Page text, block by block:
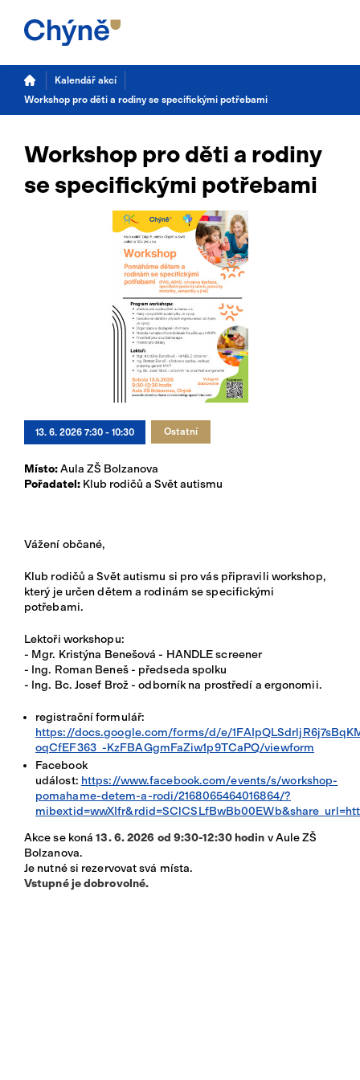
Kalendář akcí
Workshop pro děti a rodiny se specifickými potřebami
Workshop pro děti a rodiny
se specifickými potřebami
13. 6. 2026 7:30 - 10:30 Ostatní
Místo:Aula ZŠ Bolzanova
Pořadatel: Klub rodičů a Svět autismu
Vážení občané,
Klub rodičů a Svět autismu si pro vás připravili workshop,
který je určen dětem a rodinám se specifickými
potřebami.
Lektoři workshopu:
- Mgr. Kristýna Benešová - HANDLE screener
- Ing. Roman Beneš - předseda spolku
- Ing. Bc. Josef Brož - odborník na prostředí a ergonomii.
registrační formulář:
https://docs.google.com/forms/d/e/
oqCfEF363_-KzFBAGgmFaZiw1p9TCaPQ/viewform
Facebook
událost: https://www.facebook.com/events/s/workshop-
pomahame-detem-a-rodi/2168065464016864/?
Akce se koná13. 6. 2026 od 9:30-12:30 hodin v Aule ZŠ
Bolzanova.
Je nutné si rezervovat svá místa.
Vstupné je dobrovolné.